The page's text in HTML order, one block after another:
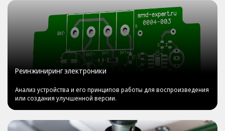
Реинжиниринг электроники
Анализ устройства и его принципов работы для воспроизведения
или создания улучшенной версии.